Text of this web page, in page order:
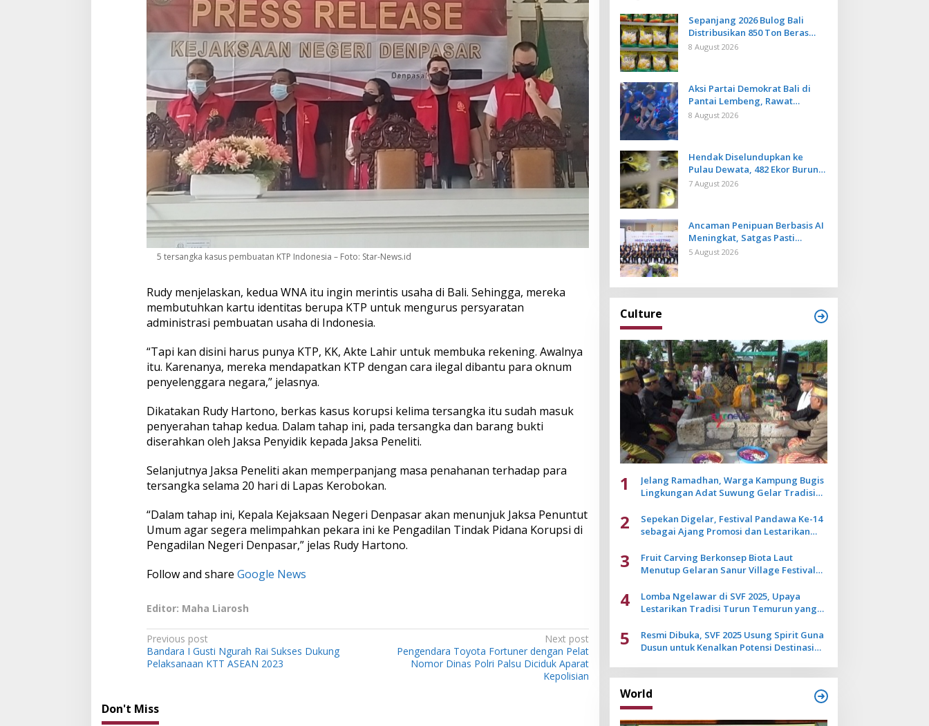
a
n
g
a
n
5 tersangka kasus pembuatan KTP Indonesia – Foto: Star-News.id
Rudy menjelaskan, kedua WNA itu ingin merintis usaha di Bali. Sehingga, mereka
membutuhkan kartu identitas berupa KTP untuk mengurus persyaratan
administrasi pembuatan usaha di Indonesia.
“Tapi kan disini harus punya KTP, KK, Akte Lahir untuk membuka rekening. Awalnya
itu. Karenanya, mereka mendapatkan KTP dengan cara ilegal dibantu para oknum
penyelenggara negara,” jelasnya.
Dikatakan Rudy Hartono, berkas kasus korupsi kelima tersangka itu sudah masuk
penyerahan tahap kedua. Dalam tahap ini, pada tersangka dan barang bukti
diserahkan oleh Jaksa Penyidik kepada Jaksa Peneliti.
Selanjutnya Jaksa Peneliti akan memperpanjang masa penahanan terhadap para
tersangka selama 20 hari di Lapas Kerobokan.
“Dalam tahap ini, Kepala Kejaksaan Negeri Denpasar akan menunjuk Jaksa Penuntut
Umum agar segera melimpahkan pekara ini ke Pengadilan Tindak Pidana Korupsi di
Pengadilan Negeri Denpasar,” jelas Rudy Hartono.
Follow and share Google News
Editor: Maha Liarosh
P
o
t
n
Previous post
Bandara I Gusti Ngurah Rai Sukses Dukung
Pelaksanaan KTT ASEAN 2023
Next post
Pengendara Toyota Fortuner dengan Pelat
Nomor Dinas Polri Palsu Diciduk Aparat
Kepolisian
Don't Miss
Sepanjang 2026 Bulog Bali
Distribusikan 850 Ton Beras
Premium ke Jaringan Ritel
8 August 2026
Aksi Partai Demokrat Bali di
Pantai Lembeng, Rawat
Lingkungan hingga Lepas
8 August 2026
Hendak Diselundupkan ke
Pulau Dewata, 482 Ekor Burung
dari NTB Diamankan Karantina
7 August 2026
Ancaman Penipuan Berbasis AI
Meningkat, Satgas Pasti
Perkuat Penindakan dan
5 August 2026
Culture
1
Jelang Ramadhan, Warga Kampung Bugis
Lingkungan Adat Suwung Gelar Tradisi
2
Sepekan Digelar, Festival Pandawa Ke-14
sebagai Ajang Promosi dan Lestarikan
3
Fruit Carving Berkonsep Biota Laut
Menutup Gelaran Sanur Village Festival
4
Lomba Ngelawar di SVF 2025, Upaya
Lestarikan Tradisi Turun Temurun yang
5
Resmi Dibuka, SVF 2025 Usung Spirit Guna
Dusun untuk Kenalkan Potensi Destinasi
World